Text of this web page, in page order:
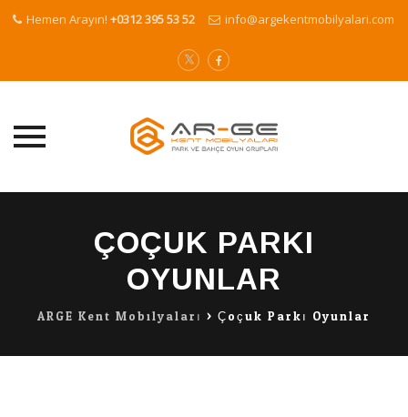
Hemen Arayın! +0312 395 53 52 info@argekentmobilyalari.com
ÇOÇUK PARKI
OYUNLAR
ARGE Kent Mobilyaları > Çoçuk Parkı Oyunlar